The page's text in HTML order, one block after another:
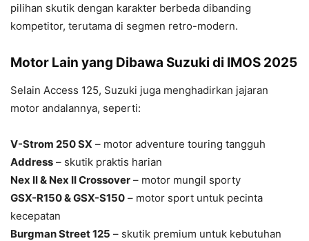
pilihan skutik dengan karakter berbeda dibanding
kompetitor, terutama di segmen retro-modern.
Motor Lain yang Dibawa Suzuki di IMOS 2025
Selain Access 125, Suzuki juga menghadirkan jajaran
motor andalannya, seperti:
V-Strom 250 SX – motor adventure touring tangguh
Address – skutik praktis harian
Nex II & Nex II Crossover – motor mungil sporty
GSX-R150 & GSX-S150 – motor sport untuk pecinta
kecepatan
Burgman Street 125 – skutik premium untuk kebutuhan